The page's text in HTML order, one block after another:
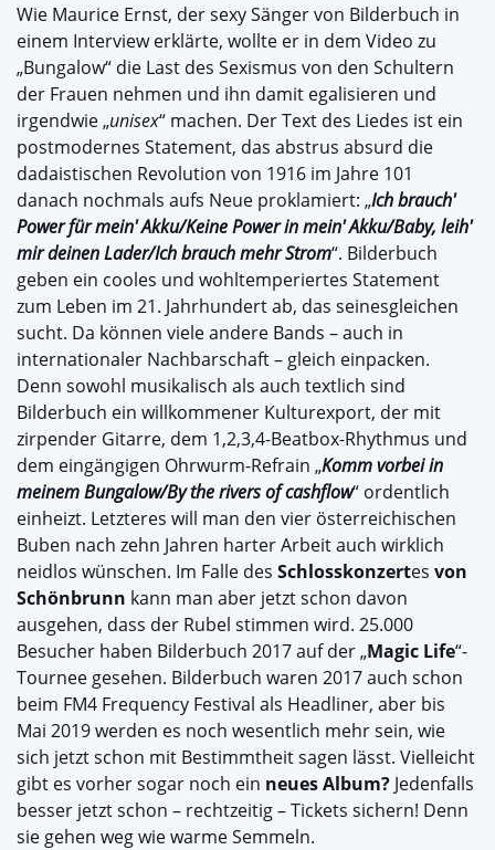
Wie Maurice Ernst, der sexy Sänger von Bilderbuch in
einem Interview erklärte, wollte er in dem Video zu
„Bungalow“ die Last des Sexismus von den Schultern
der Frauen nehmen und ihn damit egalisieren und
irgendwie „unisex“ machen. Der Text des Liedes ist ein
postmodernes Statement, das abstrus absurd die
dadaistischen Revolution von 1916 im Jahre 101
danach nochmals aufs Neue proklamiert: „Ich brauch'
Power für mein' Akku/Keine Power in mein' Akku/Baby, leih'
mir deinen Lader/Ich brauch mehr Strom“. Bilderbuch
geben ein cooles und wohltemperiertes Statement
zum Leben im 21. Jahrhundert ab, das seinesgleichen
sucht. Da können viele andere Bands – auch in
internationaler Nachbarschaft – gleich einpacken.
Denn sowohl musikalisch als auch textlich sind
Bilderbuch ein willkommener Kulturexport, der mit
zirpender Gitarre, dem 1,2,3,4-Beatbox-Rhythmus und
dem eingängigen Ohrwurm-Refrain „Komm vorbei in
meinem Bungalow/By the rivers of cashflow“ ordentlich
einheizt. Letzteres will man den vier österreichischen
Buben nach zehn Jahren harter Arbeit auch wirklich
neidlos wünschen. Im Falle des Schlosskonzertes von
Schönbrunn kann man aber jetzt schon davon
ausgehen, dass der Rubel stimmen wird. 25.000
Besucher haben Bilderbuch 2017 auf der „Magic Life“-
Tournee gesehen. Bilderbuch waren 2017 auch schon
beim FM4 Frequency Festival als Headliner, aber bis
Mai 2019 werden es noch wesentlich mehr sein, wie
sich jetzt schon mit Bestimmtheit sagen lässt. Vielleicht
gibt es vorher sogar noch ein neues Album? Jedenfalls
besser jetzt schon – rechtzeitig – Tickets sichern! Denn
sie gehen weg wie warme Semmeln.